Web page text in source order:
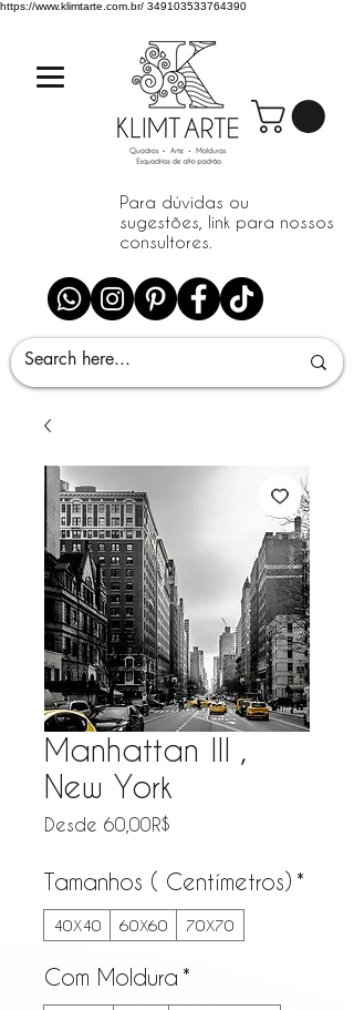
https://www.klimtarte.com.br/ 349103533764390
Para dúvidas ou
sugestões, link para nossos
consultores.
Manhattan III ,
New York
Desde 60,00R$
Tamanhos ( Centímetros) *
40X40 60X60 70X70
Com Moldura *